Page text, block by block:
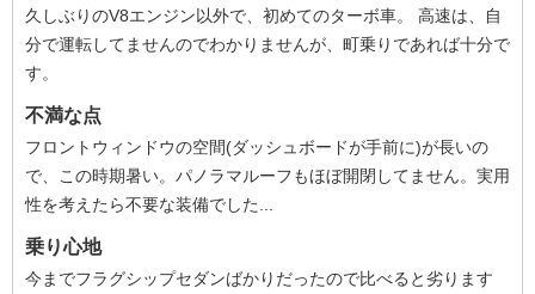
久しぶりのV8エンジン以外で、初めてのターボ車。 高速は、自
分で運転してませんのでわかりませんが、町乗りであれば十分で
す。
不満な点
フロントウィンドウの空間(ダッシュボードが手前に)が長いの
で、この時期暑い。パノラマルーフもほぼ開閉してません。実用
性を考えたら不要な装備でした...
乗り心地
今までフラグシップセダンばかりだったので比べると劣ります